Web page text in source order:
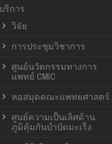
บริการ
วิจัย
การประชุมวิชาการ
ศูนย์นวัตกรรมทางการ
แพทย์ CMIC
หอสมุดคณะแพทยศาสตร์
ศูนย์ความเป็นเลิศด้าน
ภูมิคุ้มกันบำบัดมะเร็ง